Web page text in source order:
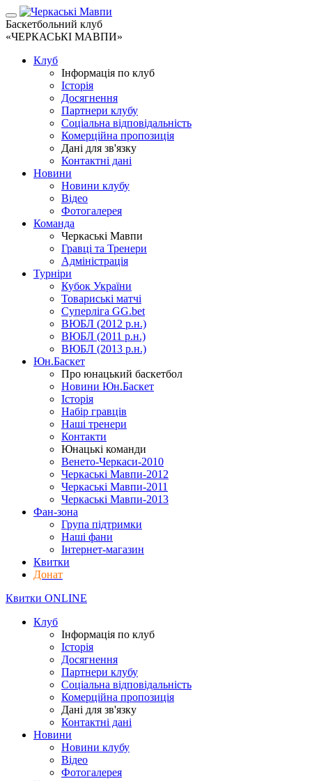
Баскетбольний клуб
«ЧЕРКАСЬКІ МАВПИ»
Клуб
Інформація по клуб
Історія
Досягнення
Партнери клубу
Соціальна відповідальність
Комерційна пропозиція
Дані для зв'язку
Контактні дані
Новини
Новини клубу
Відео
Фотогалерея
Команда
Черкаські Мавпи
Гравці та Тренери
Адміністрація
Турніри
Кубок України
Товариські матчі
Суперліга GG.bet
ВЮБЛ (2012 р.н.)
ВЮБЛ (2011 р.н.)
ВЮБЛ (2013 р.н.)
Юн.Баскет
Про юнацький баскетбол
Новини Юн.Баскет
Історія
Набір гравців
Наші тренери
Контакти
Юнацькі команди
Венето-Черкаси-2010
Черкаські Мавпи-2012
Черкаські Мавпи-2011
Черкаські Мавпи-2013
Фан-зона
Група підтримки
Наші фани
Інтернет-магазин
Квитки
Донат
Квитки ONLINE
Клуб
Інформація по клуб
Історія
Досягнення
Партнери клубу
Соціальна відповідальність
Комерційна пропозиція
Дані для зв'язку
Контактні дані
Новини
Новини клубу
Відео
Фотогалерея